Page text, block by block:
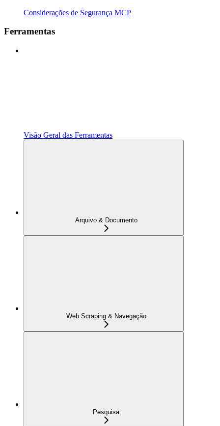
Considerações de Segurança MCP
Ferramentas
Visão Geral das Ferramentas
Arquivo & Documento
Web Scraping & Navegação
Pesquisa